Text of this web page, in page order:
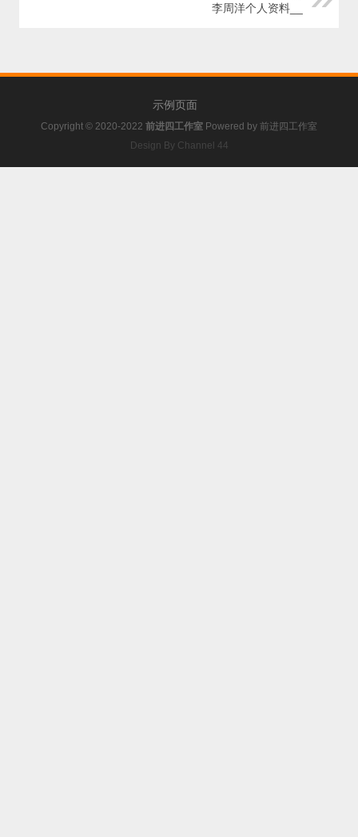
李周洋个人资料__
示例页面
Copyright © 2020-2022 前进四工作室 Powered by 前进四工作室
Design By Channel 44